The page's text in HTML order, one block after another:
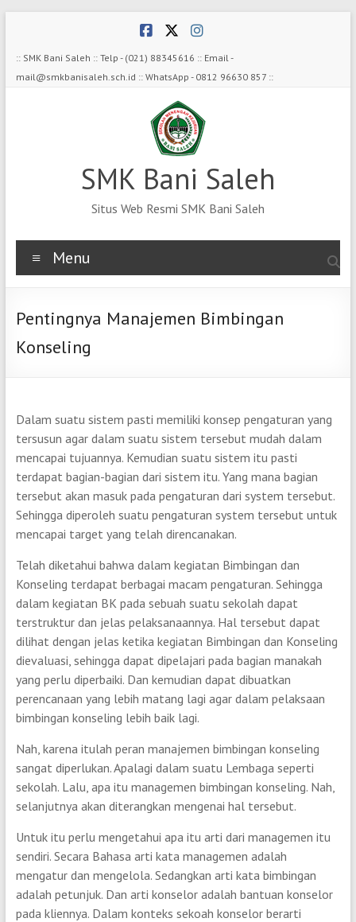
content
:: SMK Bani Saleh :: Telp - (021) 88345616 :: Email -
mail@smkbanisaleh.sch.id :: WhatsApp - 0812 96630 857 ::
SMK Bani Saleh
Situs Web Resmi SMK Bani Saleh
Menu
Pentingnya Manajemen Bimbingan
Konseling
Dalam suatu sistem pasti memiliki konsep pengaturan yang
tersusun agar dalam suatu sistem tersebut mudah dalam
mencapai tujuannya. Kemudian suatu sistem itu pasti
terdapat bagian-bagian dari sistem itu. Yang mana bagian
tersebut akan masuk pada pengaturan dari system tersebut.
Sehingga diperoleh suatu pengaturan system tersebut untuk
mencapai target yang telah direncanakan.
Telah diketahui bahwa dalam kegiatan Bimbingan dan
Konseling terdapat berbagai macam pengaturan. Sehingga
dalam kegiatan BK pada sebuah suatu sekolah dapat
terstruktur dan jelas pelaksanaannya. Hal tersebut dapat
dilihat dengan jelas ketika kegiatan Bimbingan dan Konseling
dievaluasi, sehingga dapat dipelajari pada bagian manakah
yang perlu diperbaiki. Dan kemudian dapat dibuatkan
perencanaan yang lebih matang lagi agar dalam pelaksaan
bimbingan konseling lebih baik lagi.
Nah, karena itulah peran manajemen bimbingan konseling
sangat diperlukan. Apalagi dalam suatu Lembaga seperti
sekolah. Lalu, apa itu managemen bimbingan konseling. Nah,
selanjutnya akan diterangkan mengenai hal tersebut.
Untuk itu perlu mengetahui apa itu arti dari managemen itu
sendiri. Secara Bahasa arti kata managemen adalah
mengatur dan mengelola. Sedangkan arti kata bimbingan
adalah petunjuk. Dan arti konselor adalah bantuan konselor
pada kliennya. Dalam konteks sekoah konselor berarti